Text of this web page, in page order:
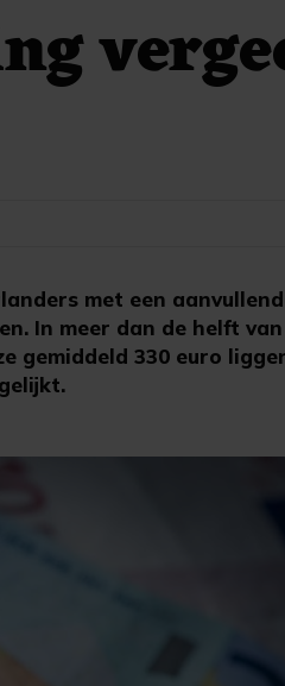
met een
In meer dan de helft
gemiddeld 330 euro